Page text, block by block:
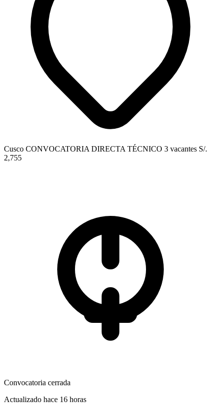
Cusco CONVOCATORIA DIRECTA TÉCNICO 3 vacantes S/.
2,755
Convocatoria cerrada
Actualizado hace 16 horas